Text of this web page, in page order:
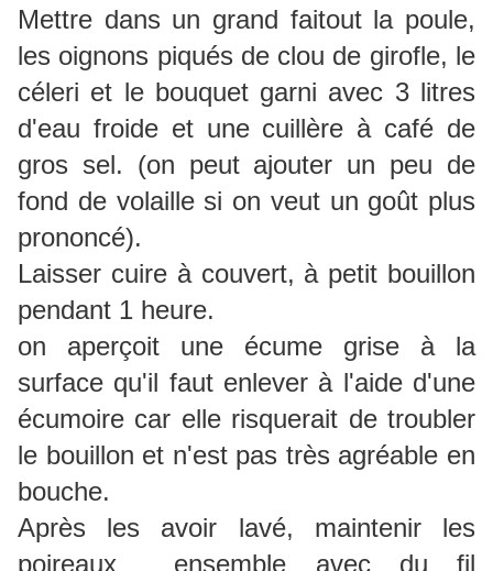
Mettre dans un grand faitout la poule,
les oignons piqués de clou de girofle, le
céleri et le bouquet garni avec 3 litres
d'eau froide et une cuillère à café de
gros sel. (on peut ajouter un peu de
fond de volaille si on veut un goût plus
prononcé).
Laisser cuire à couvert, à petit bouillon
pendant 1 heure.
on aperçoit une écume grise à la
surface qu'il faut enlever à l'aide d'une
écumoire car elle risquerait de troubler
le bouillon et n'est pas très agréable en
bouche.
Après les avoir lavé, maintenir les
poireaux ensemble avec du fil